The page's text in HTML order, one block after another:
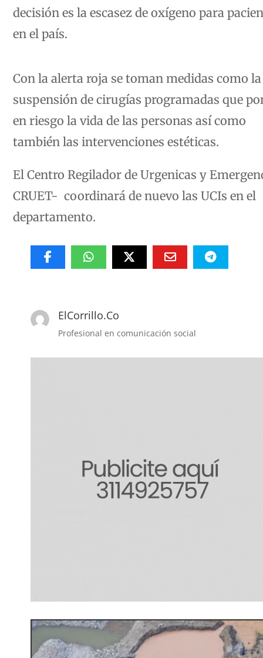
decisión es la escasez de oxígeno para
en el país.
Con la alerta roja se toman medidas como la
suspensión de cirugías programadas que
en riesgo la vida de las personas así como
también las intervenciones estéticas.
El Centro Regilador de Urgenicas y
CRUET- coordinará de nuevo las UCIs en el
departamento.
ElCorrillo.Co
Profesional en comunicación social